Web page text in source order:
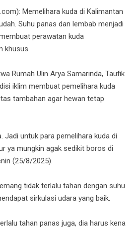
Memelihara kuda di Kalimantan
Suhu panas dan lembab menjadi
perawatan kuda
khusus.
Rumah Ulin Arya Samarinda, Taufik
iklim membuat pemelihara kuda
tambahan agar hewan tetap
Jadi untuk para pemelihara kuda di
ya mungkin agak sedikit boros di
(25/8/2025).
tidak terlalu tahan dengan suhu
sirkulasi udara yang baik.
tahan panas juga, dia harus kena